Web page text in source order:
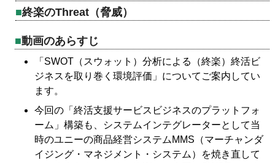
終楽のThreat（脅威）
動画のあらすじ
「SWOT（スウォット）分析による（終楽）終活ビ
ジネスを取り巻く環境評価」についてご案内してい
ます。
今回の「終活支援サービスビジネスのプラットフォ
ーム」構築も、システムインテグレーターとして当
時のユニーの商品経営システムMMS（マーチャンダ
イジング・マネジメント・システム）を焼き直して